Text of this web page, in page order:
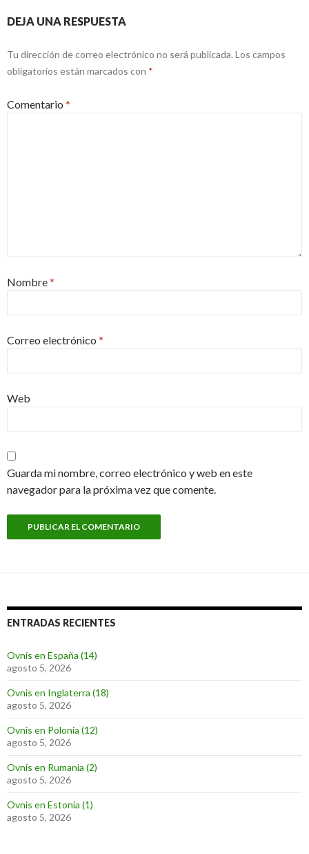
DEJA UNA RESPUESTA
Tu dirección de correo electrónico no será publicada. Los campos
obligatorios están marcados con *
Comentario *
Nombre*
Correo electrónico *
Web
Guarda mi nombre, correo electrónico y web en este
navegador para la próxima vez que comente.
ENTRADAS RECIENTES
Ovnis en España (14)
agosto 5, 2026
Ovnis en Inglaterra (18)
agosto 5, 2026
Ovnis en Polonia (12)
agosto 5, 2026
Ovnis en Rumania (2)
agosto 5, 2026
Ovnis en Estonia (1)
agosto 5, 2026